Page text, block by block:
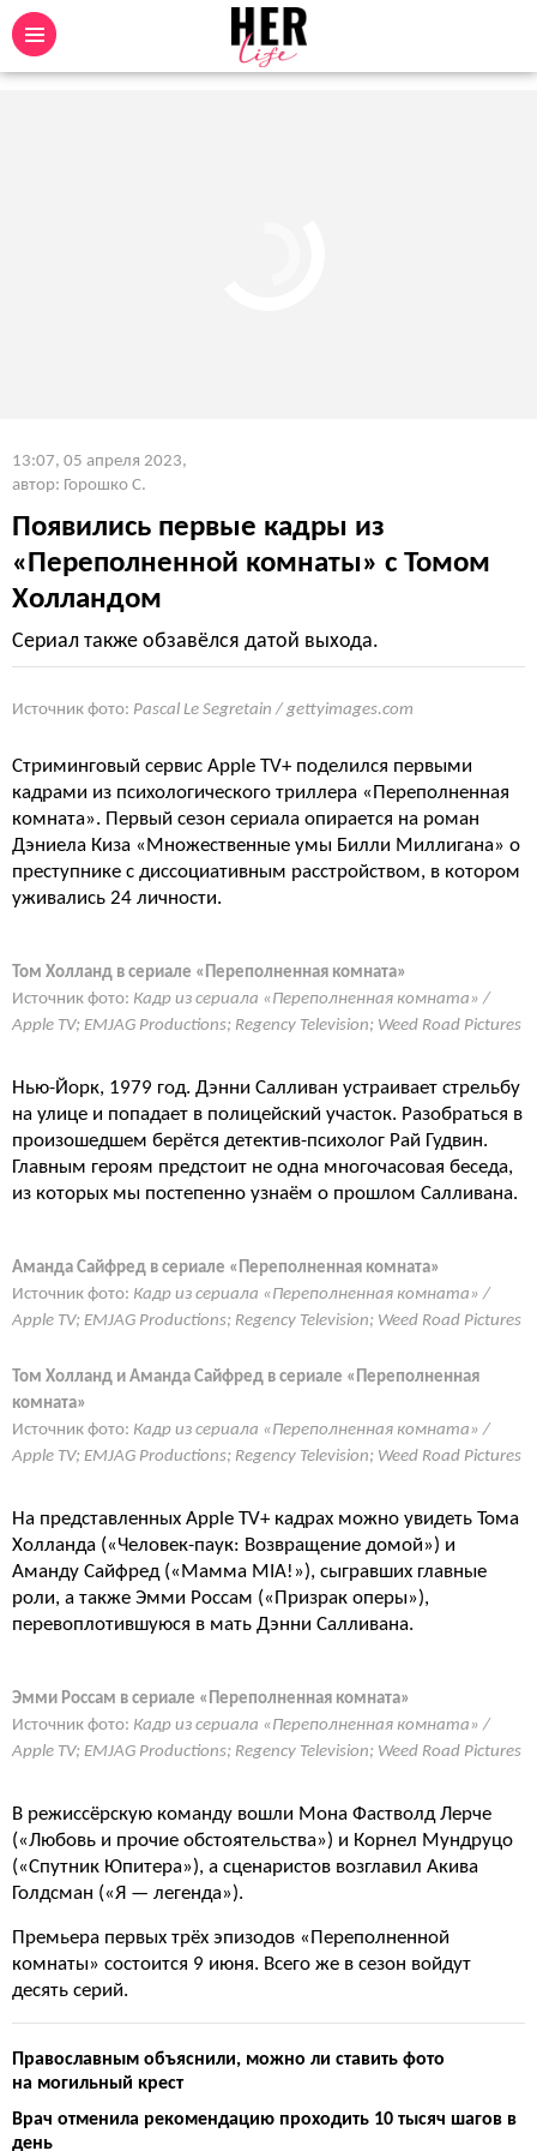
13:07, 05 апреля 2023,
автор: Горошко С.
Появились первые кадры из
«Переполненной комнаты» с Томом
Холландом
Сериал также обзавёлся датой выхода.
Источник фото: Pascal Le Segretain / gettyimages.com
Стриминговый сервис Apple TV+ поделился первыми
кадрами из психологического триллера «Переполненная
комната». Первый сезон сериала опирается на роман
Дэниела Киза «Множественные умы Билли Миллигана» о
преступнике с диссоциативным расстройством, в котором
уживались 24 личности.
Том Холланд в сериале «Переполненная комната»
Источник фото: Кадр из сериала «Переполненная комната» /
Apple TV; EMJAG Productions; Regency Television; Weed Road Pictures
Нью-Йорк, 1979 год. Дэнни Салливан устраивает стрельбу
на улице и попадает в полицейский участок. Разобраться в
произошедшем берётся детектив-психолог Рай Гудвин.
Главным героям предстоит не одна многочасовая беседа,
из которых мы постепенно узнаём о прошлом Салливана.
Аманда Сайфред в сериале «Переполненная комната»
Источник фото: Кадр из сериала «Переполненная комната» /
Apple TV; EMJAG Productions; Regency Television; Weed Road Pictures
Том Холланд и Аманда Сайфред в сериале «Переполненная
комната»
Источник фото: Кадр из сериала «Переполненная комната» /
Apple TV; EMJAG Productions; Regency Television; Weed Road Pictures
На представленных Apple TV+ кадрах можно увидеть Тома
Холланда («Человек-паук: Возвращение домой») и
Аманду Сайфред («Мамма MIA!»), сыгравших главные
роли, а также Эмми Россам («Призрак оперы»),
перевоплотившуюся в мать Дэнни Салливана.
Эмми Россам в сериале «Переполненная комната»
Источник фото: Кадр из сериала «Переполненная комната» /
Apple TV; EMJAG Productions; Regency Television; Weed Road Pictures
В режиссёрскую команду вошли Мона Фастволд Лерче
(«Любовь и прочие обстоятельства») и Корнел Мундруцо
(«Спутник Юпитера»), а сценаристов возглавил Акива
Голдсман («Я — легенда»).
Премьера первых трёх эпизодов «Переполненной
комнаты» состоится 9 июня. Всего же в сезон войдут
десять серий.
Православным объяснили, можно ли ставить фото
на могильный крест
Врач отменила рекомендацию проходить 10 тысяч шагов в
день